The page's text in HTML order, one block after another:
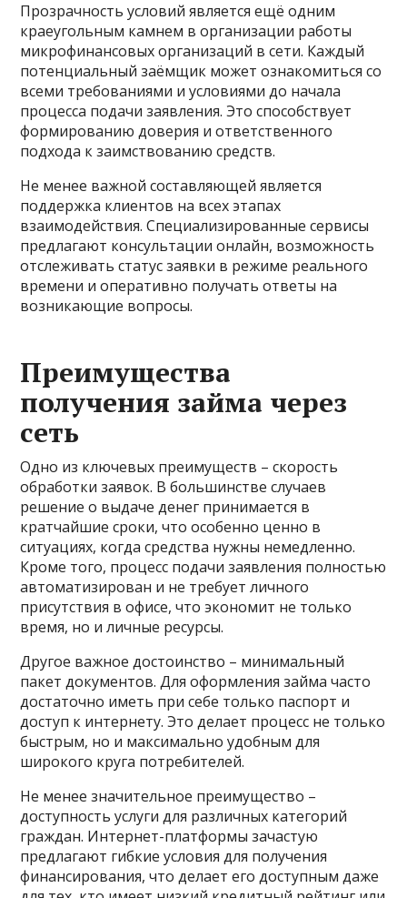
Прозрачность условий является ещё одним
краеугольным камнем в организации работы
микрофинансовых организаций в сети. Каждый
потенциальный заёмщик может ознакомиться со
всеми требованиями и условиями до начала
процесса подачи заявления. Это способствует
формированию доверия и ответственного
подхода к заимствованию средств.
Не менее важной составляющей является
поддержка клиентов на всех этапах
взаимодействия. Специализированные сервисы
предлагают консультации онлайн, возможность
отслеживать статус заявки в режиме реального
времени и оперативно получать ответы на
возникающие вопросы.
Преимущества
получения займа через
сеть
Одно из ключевых преимуществ – скорость
обработки заявок. В большинстве случаев
решение о выдаче денег принимается в
кратчайшие сроки, что особенно ценно в
ситуациях, когда средства нужны немедленно.
Кроме того, процесс подачи заявления полностью
автоматизирован и не требует личного
присутствия в офисе, что экономит не только
время, но и личные ресурсы.
Другое важное достоинство – минимальный
пакет документов. Для оформления займа часто
достаточно иметь при себе только паспорт и
доступ к интернету. Это делает процесс не только
быстрым, но и максимально удобным для
широкого круга потребителей.
Не менее значительное преимущество –
доступность услуги для различных категорий
граждан. Интернет-платформы зачастую
предлагают гибкие условия для получения
финансирования, что делает его доступным даже